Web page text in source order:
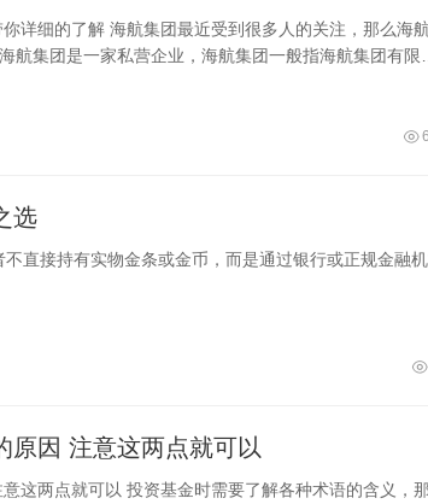
航集团是一家私营企业，海航集团一般指海航集团有限公
选
直接持有实物金条或金币，而是通过银行或正规金融
基金暂停大额申购的原因 注意这两点就可以